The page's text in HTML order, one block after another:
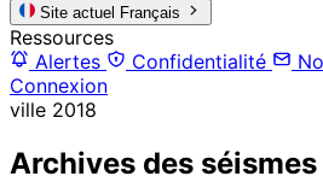
Site actuel Français
Ressources
Alertes
Confidentialité
Connexion
ville 2018
Archives des séismes